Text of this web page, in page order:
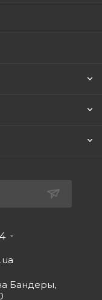
Бандеры,